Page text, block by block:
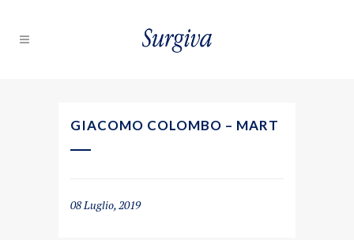
GIACOMO COLOMBO – MART
08 Luglio, 2019